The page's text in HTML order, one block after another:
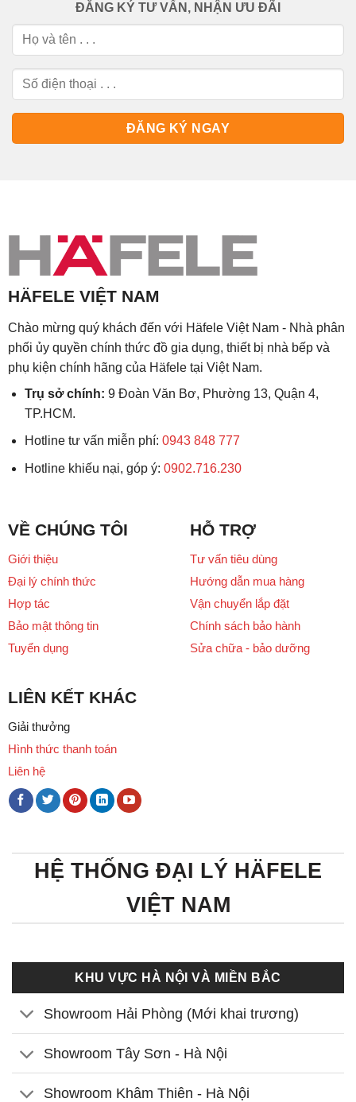
ĐĂNG KÝ TƯ VẤN, NHẬN ƯU ĐÃI
HÄFELE VIỆT NAM
Chào mừng quý khách đến với Häfele Việt Nam - Nhà phân
phối ủy quyền chính thức đồ gia dụng, thiết bị nhà bếp và
phụ kiện chính hãng của Häfele tại Việt Nam.
Trụ sở chính: 9 Đoàn Văn Bơ, Phường 13, Quận 4,
TP.HCM.
Hotline tư vấn miễn phí: 0943 848 777
Hotline khiếu nại, góp ý: 0902.716.230
VỀ CHÚNG TÔI
Giới thiệu
Đại lý chính thức
Hợp tác
Bảo mật thông tin
Tuyển dụng
HỖ TRỢ
Tư vấn tiêu dùng
Hướng dẫn mua hàng
Vận chuyển lắp đặt
Chính sách bảo hành
Sửa chữa - bảo dưỡng
LIÊN KẾT KHÁC
Giải thưởng
Hình thức thanh toán
Liên hệ
HỆ THỐNG ĐẠI LÝ HÄFELE
VIỆT NAM
KHU VỰC HÀ NỘI VÀ MIỀN BẮC
Showroom Hải Phòng (Mới khai trương)
Showroom Tây Sơn - Hà Nội
Showroom Khâm Thiên - Hà Nội